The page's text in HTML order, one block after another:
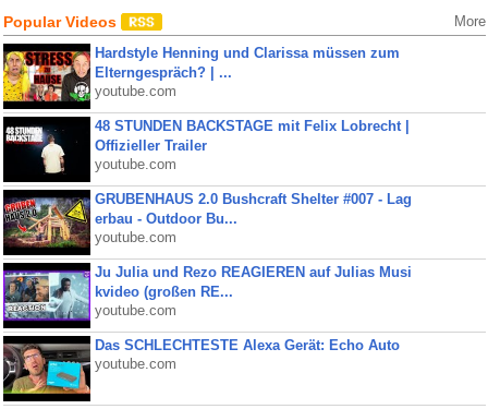
Popular Videos More
Hardstyle Henning und Clarissa müssen zum
Elterngespräch? | ...
youtube.com
48 STUNDEN BACKSTAGE mit Felix Lobrecht |
Offizieller Trailer
youtube.com
GRUBENHAUS 2.0 Bushcraft Shelter #007 - Lag
erbau - Outdoor Bu...
youtube.com
Ju Julia und Rezo REAGIEREN auf Julias Musi
kvideo (großen RE...
youtube.com
Das SCHLECHTESTE Alexa Gerät: Echo Auto
youtube.com